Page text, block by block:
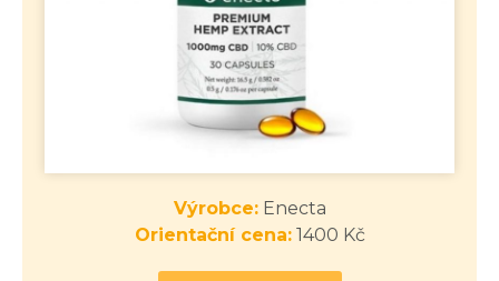
Výrobce:Enecta
Orientační cena:1400 Kč